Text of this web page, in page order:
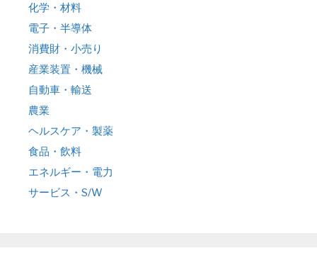
化学・材料
電子・半導体
消費財・小売り
産業装置・機械
自動車・輸送
農業
ヘルスケア・製薬
食品・飲料
エネルギー・電力
サービス・S/W